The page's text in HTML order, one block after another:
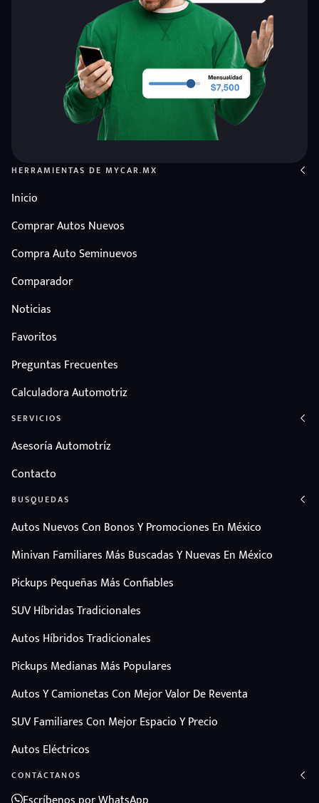
HERRAMIENTAS DE MYCAR.MX
Inicio
Comprar Autos Nuevos
Compra Auto Seminuevos
Comparador
Noticias
Favoritos
Preguntas Frecuentes
Calculadora Automotriz
SERVICIOS
Asesoría Automotríz
Contacto
BUSQUEDAS
Autos Nuevos Con Bonos Y Promociones En México
Minivan Familiares Más Buscadas Y Nuevas En México
Pickups Pequeñas Más Confiables
SUV Híbridas Tradicionales
Autos Híbridos Tradicionales
Pickups Medianas Más Populares
Autos Y Camionetas Con Mejor Valor De Reventa
SUV Familiares Con Mejor Espacio Y Precio
Autos Eléctricos
CONTÁCTANOS